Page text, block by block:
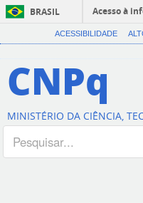
BRASIL
Acesso à
ACESSIBILIDADE
CNPq
MINISTÉRIO DA CIÊNCIA,